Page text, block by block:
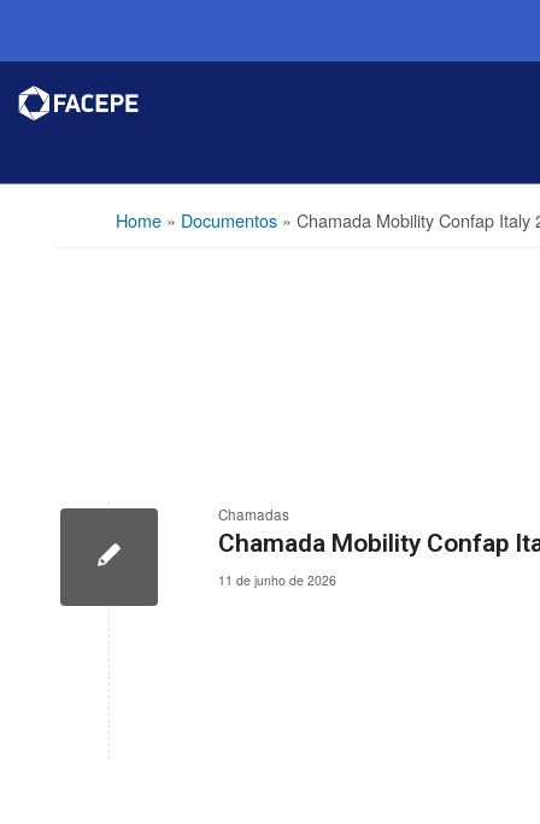
Home» Documentos» Chamada Mobility Confap Italy
Chamadas
Chamada Mobility Confap
11 de junho de 2026